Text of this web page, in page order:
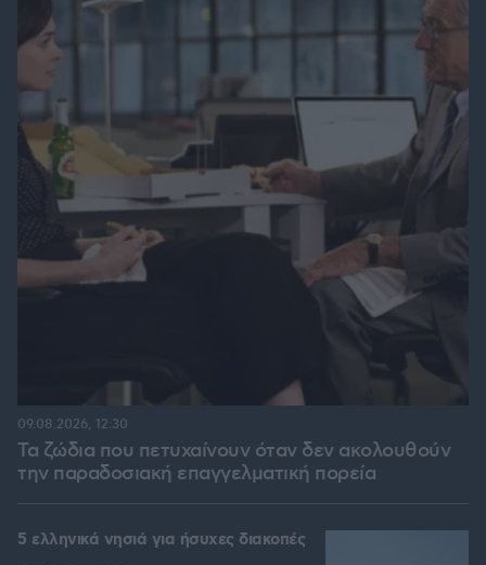
Τα ζώδια που πετυχαίνουν όταν δεν ακολουθούν
την παραδοσιακή επαγγελματική πορεία
09.08.2026, 12:30
5 ελληνικά νησιά για ήσυχες διακοπές